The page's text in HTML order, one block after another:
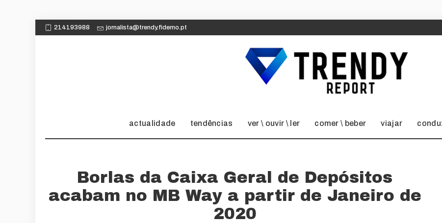
214193988 jornalista@trendy.fidemo.pt
actualidade tendências ver \ ouvir \ ler comer \ beber viajar
Borlas da Caixa Geral de Depósitos
acabam no MB Way a partir de Janeiro de
2020